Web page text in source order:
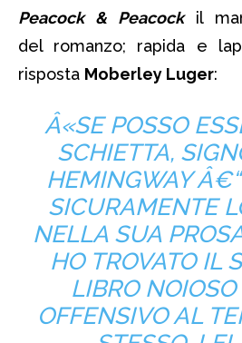
Peacock & Peacockil
del romanzo; rapida e
risposta Moberley Luger:
Â«SE POSSO
SCHIETTA,
HEMINGWAY
SICURAMENTE
NELLA SUA
HO TROVATO IL
LIBRO NOIOSO
OFFENSIVO AL